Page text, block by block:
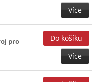
Více
pro
Více